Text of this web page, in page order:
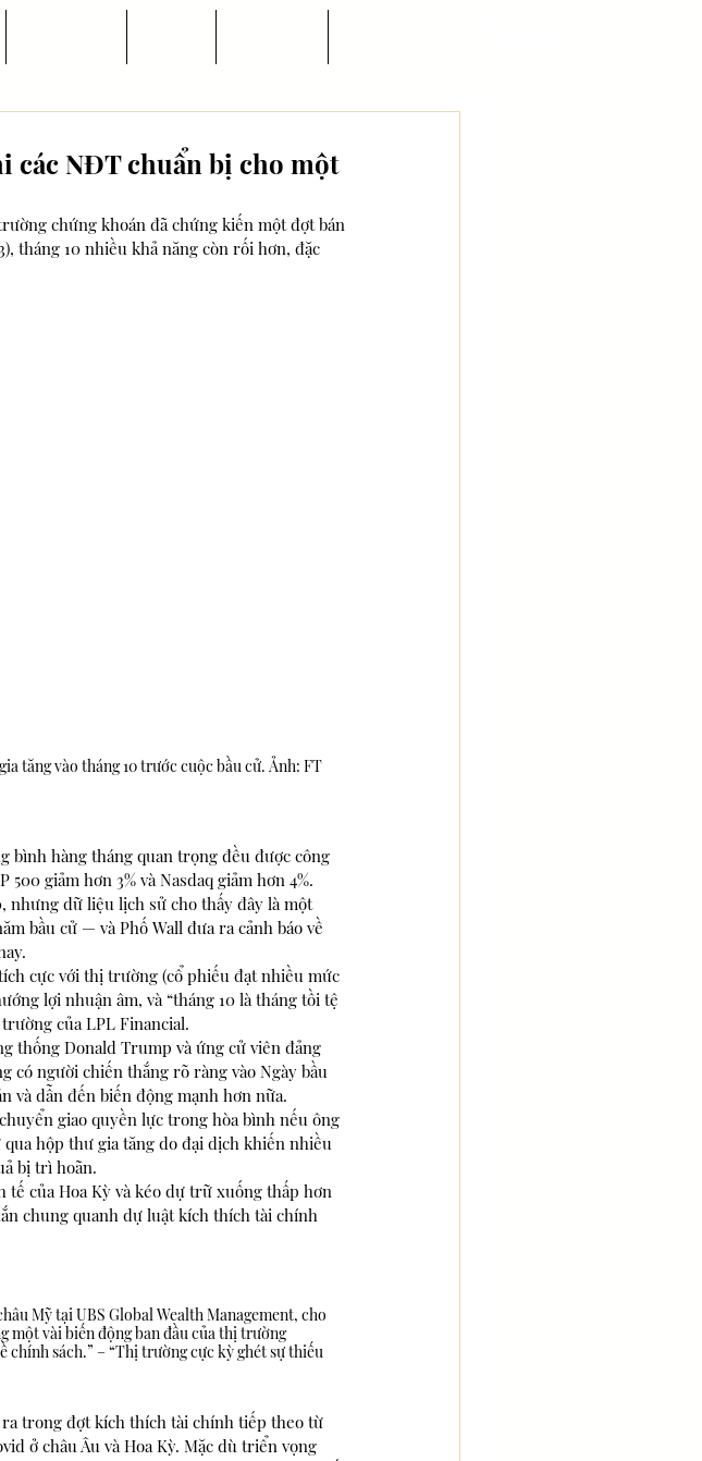
các NĐT chuẩn bị cho một
chứng khoán đã chứng kiến một đợt bán
tháng 10 nhiều khả năng còn rối hơn, đặc
tăng vào tháng 10 trước cuộc bầu cử. Ảnh: FT
bình hàng tháng quan trọng đều được công
giảm hơn 3% và Nasdaq giảm hơn 4%.
nhưng dữ liệu lịch sử cho thấy đây là một
bầu cử — và Phố Wall đưa ra cảnh báo về
cực với thị trường (cổ phiếu đạt nhiều mức
lợi nhuận âm, và “tháng 10 là tháng tồi tệ
của LPL Financial.
thống Donald Trump và ứng cử viên đảng
có người chiến thắng rõ ràng vào Ngày bầu
và dẫn đến biến động mạnh hơn nữa.
giao quyền lực trong hòa bình nếu ông
hộp thư gia tăng do đại dịch khiến nhiều
bị trì hoãn.
của Hoa Kỳ và kéo dự trữ xuống thấp hơn
chung quanh dự luật kích thích tài chính
Mỹ tại UBS Global Wealth Management, cho
một vài biến động ban đầu của thị trường
chính sách.” – “Thị trường cực kỳ ghét sự thiếu
ra trong đợt kích thích tài chính tiếp theo từ
ở châu Âu và Hoa Kỳ. Mặc dù triển vọng